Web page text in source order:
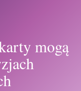
mogą